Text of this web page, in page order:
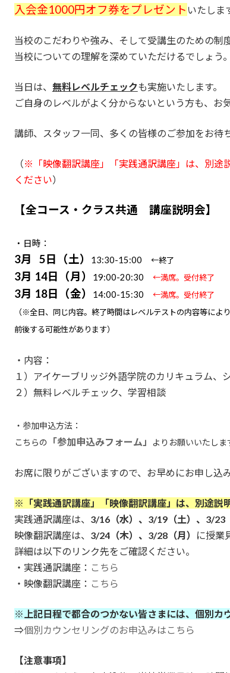
入会金1000円オフ券をプレゼント いたしま
当校のこだわりや強み、そして受講生のための制
当校についての理解を深めていただけるでしょう。
当日は、 無料レベルチェックも実施いたします。
ご自身のレベルがよく分からないという方も、お
講師、スタッフ一同、多くの皆様のご参加をお待
（※「映像翻訳講座」「実践通訳講座」は、別途
ください）
【全コース・クラス共通 講座説明会】
・日時：
3月 5日（土） 13:30-15:00 ←終了
3月 14日（月） 19:00-20:30 ←満席。受付終了
3月 18日（金） 14:00-15:30 ←満席。受付終了
（※全日、同じ内容。終了時間はレベルテストの内容等により
前後する可能性があります）
・内容：
１）アイケーブリッジ外語学院のカリキュラム、
２）無料レベルチェック、学習相談
・参加申込方法：
こちらの
「参加申込みフォーム」 よりお願いいたしま
お席に限りがございますので、お早めにお申し込
※「実践通訳講座」「映像翻訳講座」は、別途説
実践通訳講座は、 3/16（水）、3/19（土）、3/23
映像翻訳講座は、 3/24（木）、3/28（月）
に授業
詳細は以下のリンク先をご確認ください。
・実践通訳講座： こちら
・映像翻訳講座： こちら
※上記日程で都合のつかない皆さまには、個別カ
⇒個別カウンセリングのお申込みはこちら
【注意事項】